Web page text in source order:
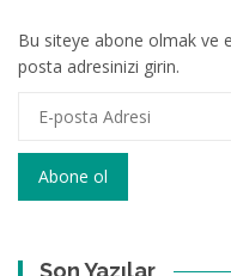
Bu siteye abone olmak ve
posta adresinizi girin.
posta
Adresi
Abone ol
Son Yazılar